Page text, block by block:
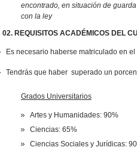
encontrado, en situación de
con la ley
02. REQUISITOS ACADÉMICOS DEL
Es necesario haberse matriculado en
Tendrás que haber superado un
Grados Universitarios
Artes y Humanidades: 90%
Ciencias: 65%
Ciencias Sociales y Jurídicas: